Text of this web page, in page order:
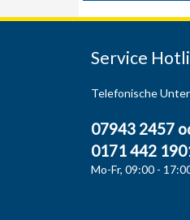
Service
Telefonische
07943 2457
0171 442
Mo-Fr, 09:00 -